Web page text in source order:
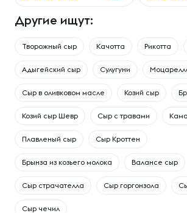
Другие ищут:
Творожный сыр Качотта Рикотта
Адыгейский сыр Сулугуни
Сыр в оливковом масле Козий сыр
Козий сыр Шевр Сыр с травами
Плавленый сыр Сыр Кроттен
Брынза из козьего молока Валансе сыр
Сыр страчателла Сыр горгонзола
Сыр чечил